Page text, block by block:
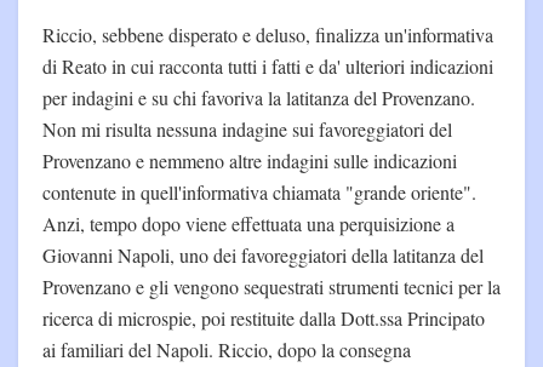
Riccio, sebbene disperato e deluso, finalizza un'informativa
di Reato in cui racconta tutti i fatti e da' ulteriori indicazioni
per indagini e su chi favoriva la latitanza del Provenzano.
Non mi risulta nessuna indagine sui favoreggiatori del
Provenzano e nemmeno altre indagini sulle indicazioni
contenute in quell'informativa chiamata "grande oriente".
Anzi, tempo dopo viene effettuata una perquisizione a
Giovanni Napoli, uno dei favoreggiatori della latitanza del
Provenzano e gli vengono sequestrati strumenti tecnici per la
ricerca di microspie, poi restituite dalla Dott.ssa Principato
ai familiari del Napoli. Riccio, dopo la consegna